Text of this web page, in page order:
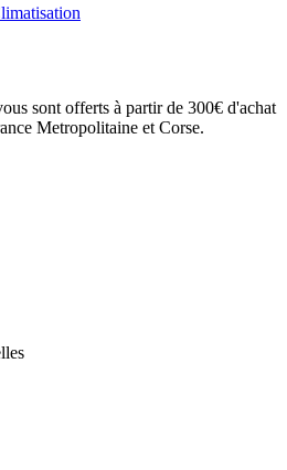
sont offerts à partir de 300€ d'achat
Metropolitaine et Corse.